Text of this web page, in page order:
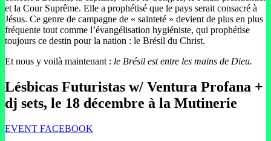
et la Cour Suprême. Elle a prophétisé que le pays serait consacré à
Jésus. Ce genre de campagne de « sainteté » devient de plus en plus
fréquente tout comme l’évangélisation hygiéniste, qui prophétise
toujours ce destin pour la nation : le Brésil du Christ.
Et nous y voilà maintenant : le Brésil est entre les mains de Dieu.
Lésbicas Futuristas w/ Ventura Profana +
dj sets, le 18 décembre à la Mutinerie
EVENT FACEBOOK